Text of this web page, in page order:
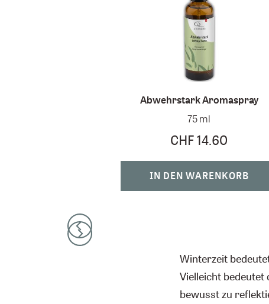
Abwehrstark Aromaspray
75 ml
CHF 14.60
IN DEN WARENKORB
Winterzeit
Vielleicht bedeutet
bewusst zu